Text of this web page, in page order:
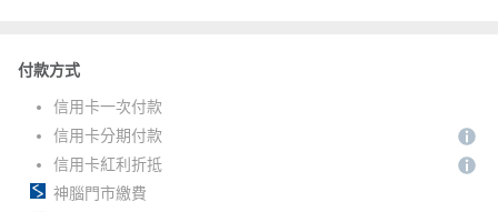
付款方式
信用卡一次付款
信用卡分期付款
信用卡紅利折抵
神腦門市繳費